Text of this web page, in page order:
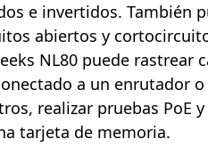
e invertidos. También
abiertos y
NL80 puede rastrear
a un enrutador
realizar pruebas PoE
tarjeta de memoria.